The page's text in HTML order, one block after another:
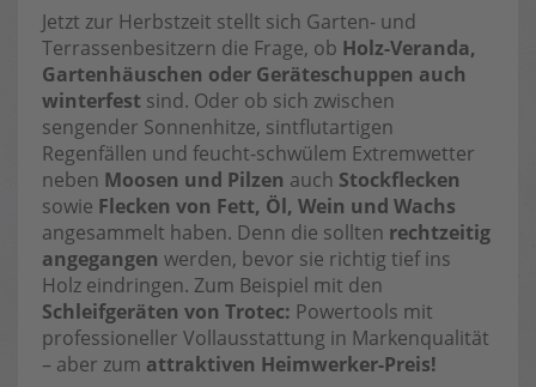
Jetzt zur Herbstzeit stellt sich Garten- und
Terrassenbesitzern die Frage, ob Holz-Veranda,
Gartenhäuschen oder Geräteschuppen auch
winterfest sind. Oder ob sich zwischen
sengender Sonnenhitze, sintflutartigen
Regenfällen und feucht-schwülem Extremwetter
neben Moosen und Pilzen auch Stockflecken
sowie Flecken von Fett, Öl, Wein und Wachs
angesammelt haben. Denn die sollten rechtzeitig
angegangen werden, bevor sie richtig tief ins
Holz eindringen. Zum Beispiel mit den
Schleifgeräten von Trotec: Powertools mit
professioneller Vollausstattung in Markenqualität
– aber zum attraktiven Heimwerker-Preis!